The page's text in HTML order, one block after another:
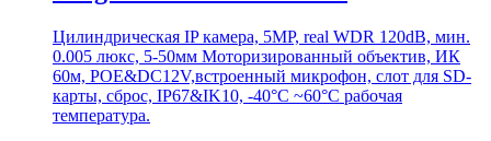
Цилиндрическая IP камера, 5MP, real WDR 120dB, мин.
0.005 люкс, 5-50мм Моторизированный объектив, ИК
60м, POE&DC12V,встроенный микрофон, слот для SD-
карты, сброс, IP67&IK10, -40°C ~60°C рабочая
температура.